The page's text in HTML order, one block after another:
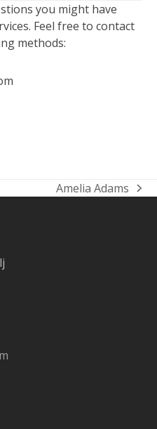
you might have
Feel free to contact
methods:
next
Amelia Adams